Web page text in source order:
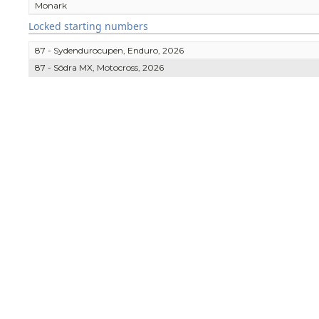
Monark
Locked starting numbers
87 - Sydendurocupen, Enduro, 2026
87 - Södra MX, Motocross, 2026